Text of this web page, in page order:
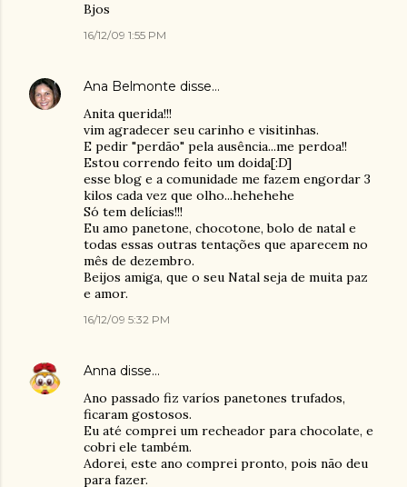
Bjos
16/12/09 1:55 PM
Ana Belmonte disse…
Anita querida!!!
vim agradecer seu carinho e visitinhas.
E pedir "perdão" pela ausência...me perdoa!!
Estou correndo feito um doida[:D]
esse blog e a comunidade me fazem engordar 3
kilos cada vez que olho...hehehehe
Só tem delícias!!!
Eu amo panetone, chocotone, bolo de natal e
todas essas outras tentações que aparecem no
mês de dezembro.
Beijos amiga, que o seu Natal seja de muita paz
e amor.
16/12/09 5:32 PM
Anna disse…
Ano passado fiz varíos panetones trufados,
ficaram gostosos.
Eu até comprei um recheador para chocolate, e
cobri ele também.
Adorei, este ano comprei pronto, pois não deu
para fazer.